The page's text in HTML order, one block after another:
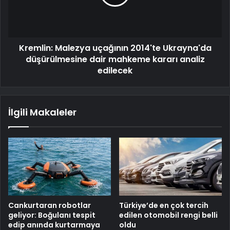
Kremlin: Malezya uçağının 2014'te Ukrayna'da
düşürülmesine dair mahkeme kararı analiz
edilecek
İlgili Makaleler
Cankurtaran robotlar
geliyor: Boğulanı tespit
edip anında kurtarmaya
Türkiye’de en çok tercih
edilen otomobil rengi belli
oldu